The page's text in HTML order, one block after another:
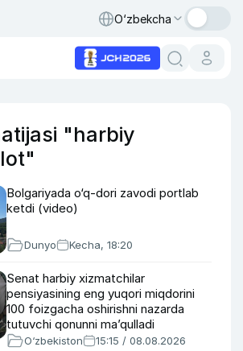
O‘zbekcha
"harbiy
Bolgariyada o‘q-dori zavodi portlab
ketdi (video)
Dunyo Kecha, 18:20
Senat harbiy xizmatchilar
pensiyasining eng yuqori miqdorini
100 foizgacha oshirishni nazarda
tutuvchi qonunni ma’qulladi
O‘zbekiston 15:15 / 08.08.2026